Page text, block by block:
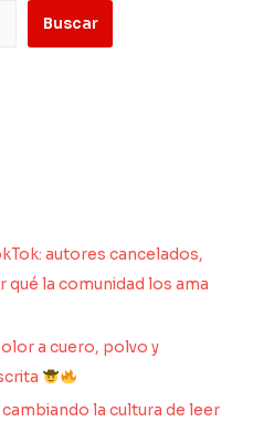
Buscar
autores cancelados,
qué la comunidad los ama
a cuero, polvo y
la cultura de leer